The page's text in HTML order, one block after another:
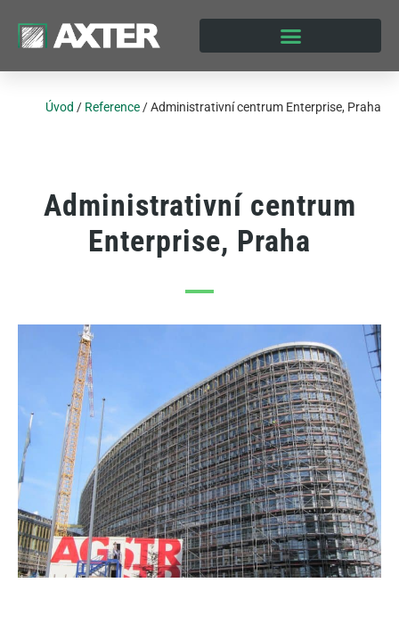
Úvod / Reference /Administrativní centrum Enterprise, Praha
Administrativní centrum
Enterprise, Praha